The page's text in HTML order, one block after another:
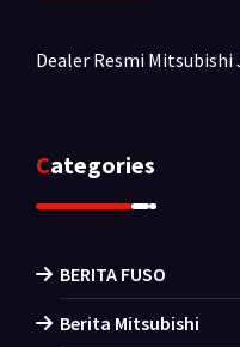
Dealer Resmi Mitsubishi
Categories
BERITA FUSO
Berita Mitsubishi